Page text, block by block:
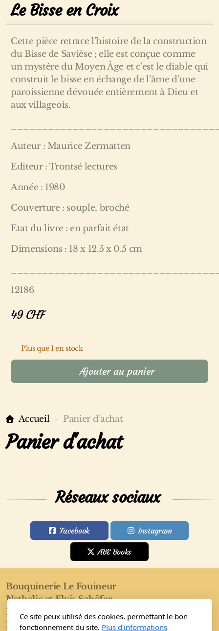
Le Bisse en Croix
Cette pièce retrace l’histoire de la construction
du Bisse de Savièse ; elle est conçue comme
un mystère du Moyen Âge et c’est le diable qui
construit le bisse en échange de l’âme d’une
paroissienne dévouée entièrement à Dieu et
aux villageois.
Auteur : Maurice Zermatten
Editeur : Trontsé lectures
Année : 1980
Couverture : souple, broché
Etat du livre : en parfait état
Dimensions : 18 x 12.5 x 0.5 cm
12186
49CHF
Plus que 1 en stock
Ajouter au panier
Accueil Panier d'achat
Panier d'achat
Réseaux sociaux
Facebook Instagram
ABE Books
Bouquinerie Le Fouineur
Nathalie et Elvis Schäfer
Rue de l'Eglise 40
1955 Saint-Pierre-de-Clages
Ce site peux utilisé des cookies, permettant le bon
fonctionnement du site. Plus d'informations